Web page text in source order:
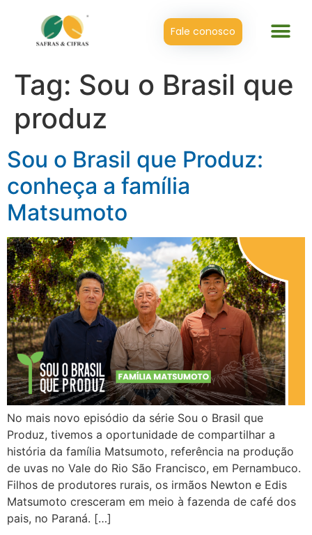
Fale conosco
Tag: Sou o Brasil que
produz
Sou o Brasil que Produz:
conheça a família
Matsumoto
No mais novo episódio da série Sou o Brasil que
Produz, tivemos a oportunidade de compartilhar a
história da família Matsumoto, referência na produção
de uvas no Vale do Rio São Francisco, em Pernambuco.
Filhos de produtores rurais, os irmãos Newton e Edis
Matsumoto cresceram em meio à fazenda de café dos
pais, no Paraná. […]